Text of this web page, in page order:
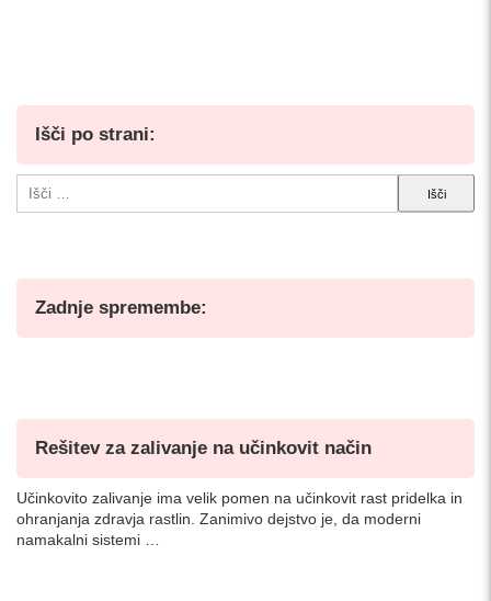
Išči po strani:
Zadnje spremembe:
Rešitev za zalivanje na učinkovit način
Učinkovito zalivanje ima velik pomen na učinkovit rast pridelka in
ohranjanja zdravja rastlin. Zanimivo dejstvo je, da moderni
namakalni sistemi …